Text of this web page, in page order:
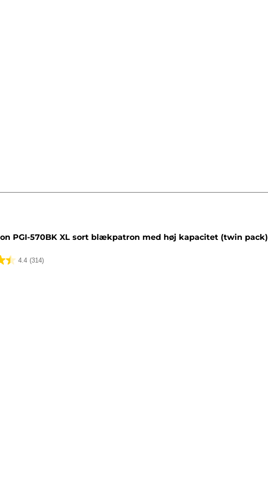
PGI-570BK XL sort blækpatron med høj kapacitet (twin pack)
4.4 (314)